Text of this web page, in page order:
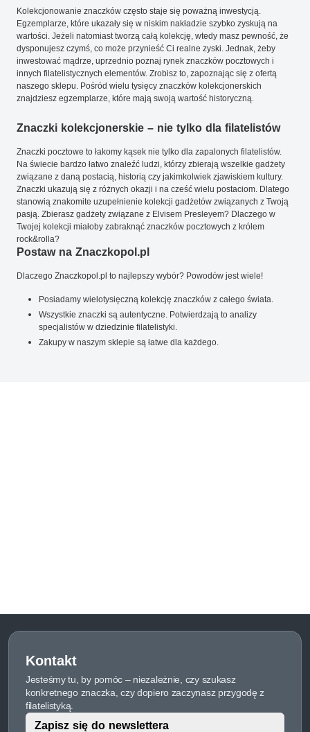
Kolekcjonowanie znaczków często staje się poważną inwestycją.
Egzemplarze, które ukazały się w niskim nakładzie szybko zyskują na
wartości. Jeżeli natomiast tworzą całą kolekcję, wtedy masz pewność, że
dysponujesz czymś, co może przynieść Ci realne zyski. Jednak, żeby
inwestować mądrze, uprzednio poznaj rynek znaczków pocztowych i
innych filatelistycznych elementów. Zrobisz to, zapoznając się z ofertą
naszego sklepu. Pośród wielu tysięcy znaczków kolekcjonerskich
znajdziesz egzemplarze, które mają swoją wartość historyczną.
Znaczki kolekcjonerskie – nie tylko dla filatelistów
Znaczki pocztowe to łakomy kąsek nie tylko dla zapalonych filatelistów.
Na świecie bardzo łatwo znaleźć ludzi, którzy zbierają wszelkie gadżety
związane z daną postacią, historią czy jakimkolwiek zjawiskiem kultury.
Znaczki ukazują się z różnych okazji i na cześć wielu postaciom. Dlatego
stanowią znakomite uzupełnienie kolekcji gadżetów związanych z Twoją
pasją. Zbierasz gadżety związane z Elvisem Presleyem? Dlaczego w
Twojej kolekcji miałoby zabraknąć znaczków pocztowych z królem
rock&rolla?
Postaw na Znaczkopol.pl
Dlaczego Znaczkopol.pl to najlepszy wybór? Powodów jest wiele!
Posiadamy wielotysięczną kolekcję znaczków z całego świata.
Wszystkie znaczki są autentyczne. Potwierdzają to analizy
specjalistów w dziedzinie filatelistyki.
Zakupy w naszym sklepie są łatwe dla każdego.
Kontakt
Jesteśmy tu, by pomóc – niezależnie, czy szukasz
konkretnego znaczka, czy dopiero zaczynasz przygodę z
filatelistyką.
Zapisz się do newslettera